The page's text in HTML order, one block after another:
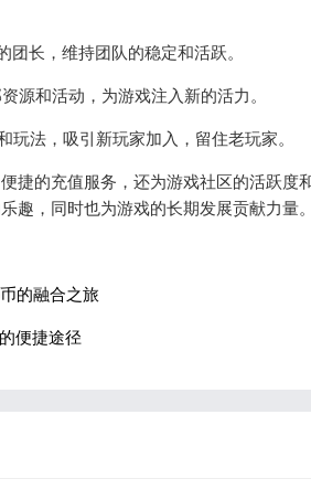
长，维持团队的稳定和活跃。
源和活动，为游戏注入新的活力。
法，吸引新玩家加入，留住老玩家。
捷的充值服务，还为游戏社区的活跃度
趣，同时也为游戏的长期发展贡献力量。
的融合之旅
便捷途径